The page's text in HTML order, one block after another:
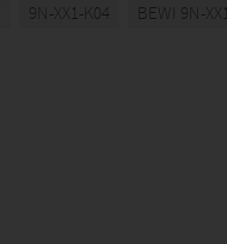
9N-XX1-K04 BEWI 9N-